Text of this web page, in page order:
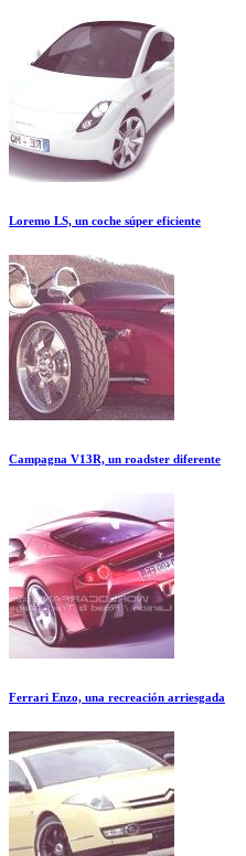
Loremo LS, un coche súper eficiente
Campagna V13R, un roadster diferente
Ferrari Enzo, una recreación arriesgada